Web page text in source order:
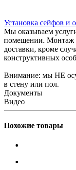
Установка сейфов и
Мы оказываем
помещении. Монтаж
доставки, кроме
конструктивных
Внимание: мы НЕ
в стену или пол.
Документы
Видео
Похожие товары